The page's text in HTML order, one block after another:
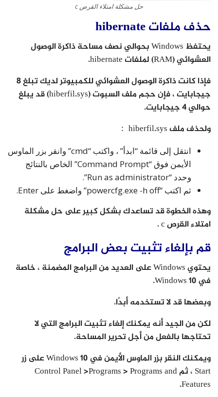
حل مشكلة امتلاء القرص c
حذف ملفات hibernate
يحتفظ Windows بحوالي نصف مساحة ذاكرة الوصول
العشوائي (RAM) لملفات hibernate.
فإذا كانت ذاكرة الوصول العشوائي للكمبيوتر لديك تبلغ 8
جيجابايت ، فإن حجم ملف السبوت (hiberfil.sys) قد يبلغ
حوالي 4 جيجابايت.
ولحذف ملف hiberfil.sys ：
انتقل إلى قائمة “ابدأ” ، واكتب “cmd” وانقر بزر الماوس
الأيمن فوق “Command Prompt” الخاص بالنتائج
وحدد “Run as administrator”.
ثم اكتب “powercfg.exe -h off” واضغط على Enter.
وهذه الخطوة قد تساعدك بشكل كبير على حل مشكلة
امتلاء القرص c .
قم بإلغاء تثبيت بعض البرامج
يحتوي Windows على العديد من البرامج المضمنة ، خاصة
في Windows 10.
وبعضها قد لا تستخدمه أبدًا.
لكن من الجيد أنه يمكنك إلغاء تثبيت البرامج التي لا
تحتاجها بالفعل من أجل تحرير المساحة.
ويمكنك النقر بزر الماوس الأيمن في Windows 10 على زر
Start ، ثم Control Panel >Programs > Programs and
Features.